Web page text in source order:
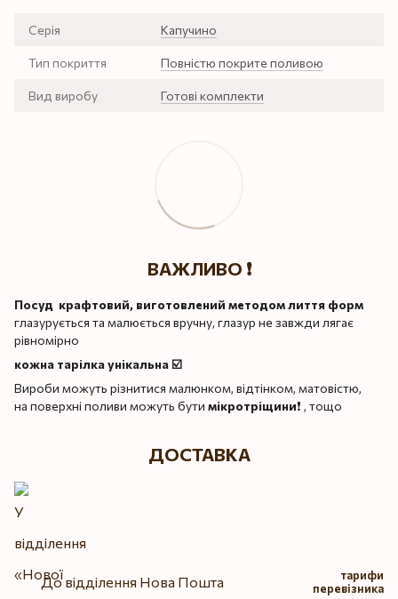
Серія Капучино
Тип покриття Повністю покрите поливою
Вид виробу Готові комплекти
ВАЖЛИВО ❗️
Посуд крафтовий, виготовлений методом лиття форм
глазурується та малюється вручну, глазур не завжди лягає
рівномірно
кожна тарілка унікальна ☑️
Вироби можуть різнитися малюнком, відтінком, матовістю,
на поверхні поливи можуть бути мікротріщини❗️ , тощо
ДОСТАВКА
До відділення Нова Пошта
тарифи
перевізника